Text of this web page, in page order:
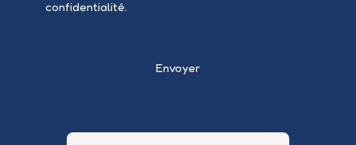
confidentialité.
Envoyer